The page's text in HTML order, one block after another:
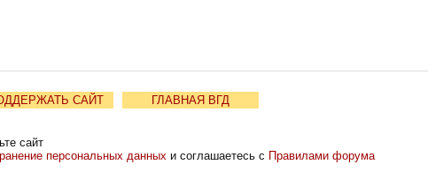
САЙТ
ГЛАВНАЯ ВГД
сайт
персональных данных и соглашаетесь с Правилами форума